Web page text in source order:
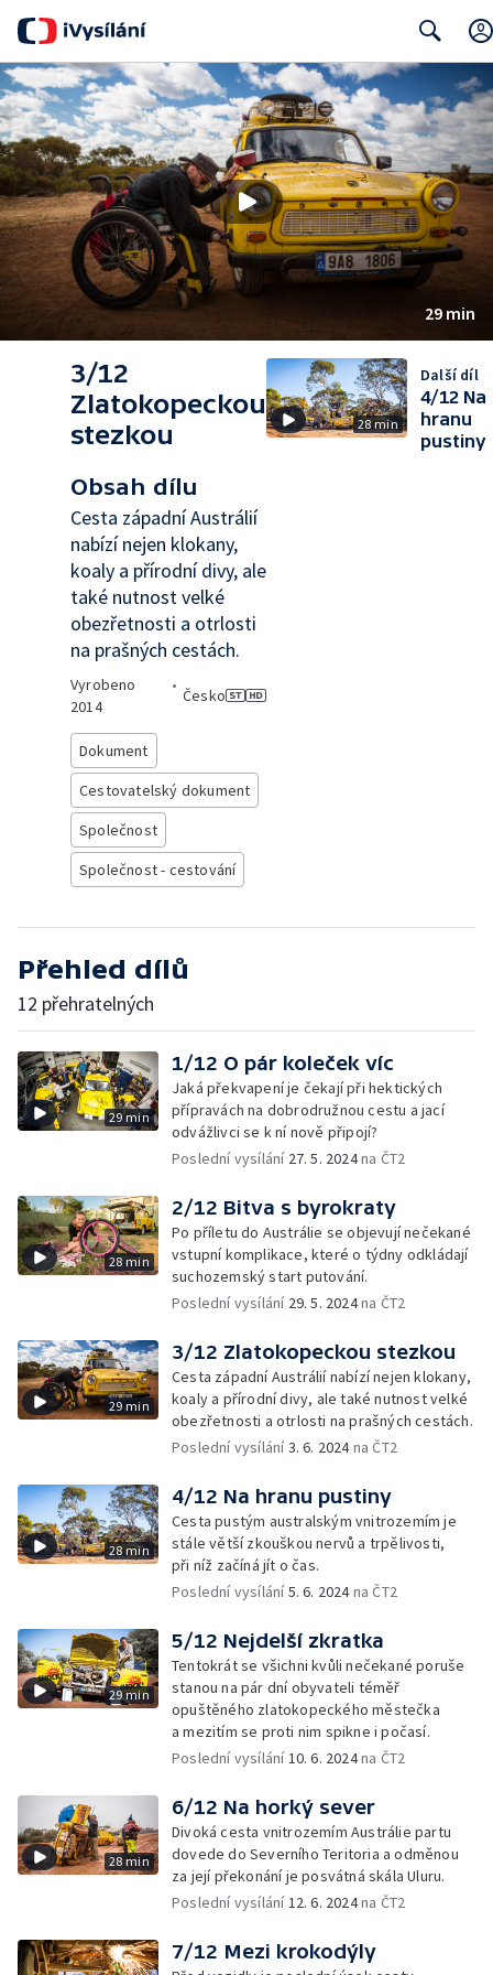
Search
29 min
3/12
Zlatokopeckou
stezkou
Obsah dílu
Cesta západní Austrálií
nabízí nejen klokany,
koaly a přírodní divy, ale
také nutnost velké
obezřetnosti a otrlosti
na prašných cestách.
Vyrobeno
2014
•
Česko
Dokument
Cestovatelský dokument
Společnost
Společnost - cestování
28 min
Další díl
4/12 Na
hranu
pustiny
Přehled dílů
12 přehratelných
29 min
1/12 O pár koleček víc
Jaká překvapení je čekají při hektických
přípravách na dobrodružnou cestu a jací
odvážlivci se k ní nově připojí?
Poslední vysílání 27. 5. 2024na ČT2
28 min
2/12 Bitva s byrokraty
Po příletu do Austrálie se objevují nečekané
vstupní komplikace, které o týdny odkládají
suchozemský start putování.
Poslední vysílání 29. 5. 2024na ČT2
29 min
3/12 Zlatokopeckou stezkou
Cesta západní Austrálií nabízí nejen klokany,
koaly a přírodní divy, ale také nutnost velké
obezřetnosti a otrlosti na prašných cestách.
Poslední vysílání3. 6. 2024na ČT2
28 min
4/12 Na hranu pustiny
Cesta pustým australským vnitrozemím je
stále větší zkouškou nervů a trpělivosti,
při níž začíná jít o čas.
Poslední vysílání5. 6. 2024na ČT2
29 min
5/12 Nejdelší zkratka
Tentokrát se všichni kvůli nečekané poruše
stanou na pár dní obyvateli téměř
opuštěného zlatokopeckého městečka
a mezitím se proti nim spikne i počasí.
Poslední vysílání10. 6. 2024na ČT2
28 min
6/12 Na horký sever
Divoká cesta vnitrozemím Austrálie partu
dovede do Severního Teritoria a odměnou
za její překonání je posvátná skála Uluru.
Poslední vysílání12. 6. 2024na ČT2
7/12 Mezi krokodýly